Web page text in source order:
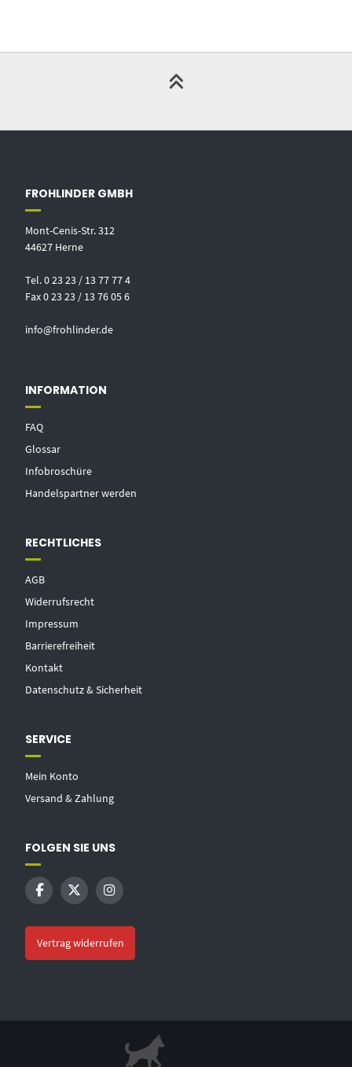
FROHLINDER GMBH
Mont-Cenis-Str. 312
44627 Herne
Tel. 0 23 23 / 13 77 77 4
Fax 0 23 23 / 13 76 05 6
info@frohlinder.de
INFORMATION
FAQ
Glossar
Infobroschüre
Handelspartner werden
RECHTLICHES
AGB
Widerrufsrecht
Impressum
Barrierefreiheit
Kontakt
Datenschutz & Sicherheit
SERVICE
Mein Konto
Versand & Zahlung
FOLGEN SIE UNS
Vertrag widerrufen